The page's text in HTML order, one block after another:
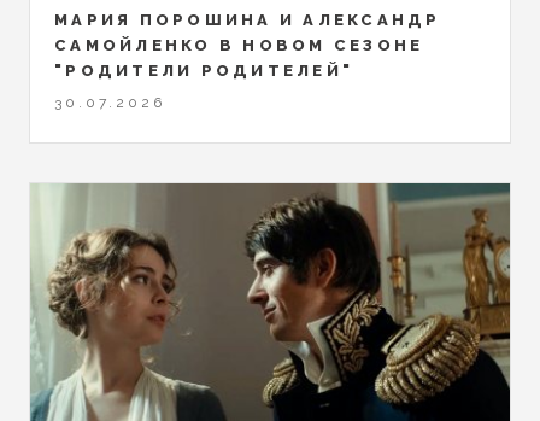
МАРИЯ ПОРОШИНА И АЛЕКСАНДР
САМОЙЛЕНКО В НОВОМ СЕЗОНЕ
"РОДИТЕЛИ РОДИТЕЛЕЙ"
30.07.2026